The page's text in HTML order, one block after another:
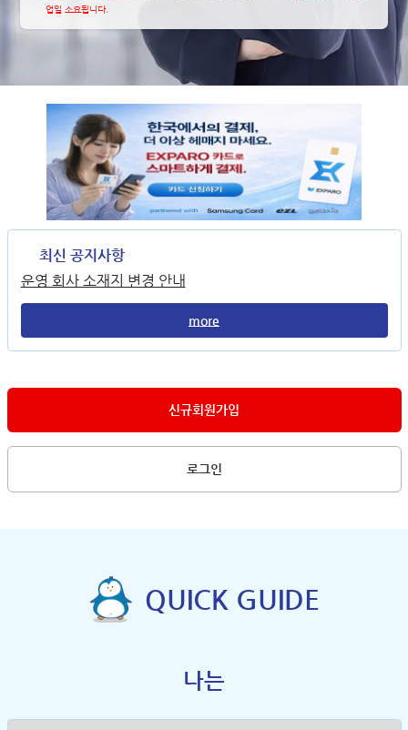
업일 소요됩니다.
최신 공지사항
운영 회사 소재지 변경 안내
more
신규회원가입
로그인
QUICK GUIDE
나는